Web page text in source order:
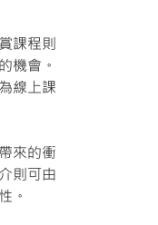
課程則
機會。
線上課
來的衝
則可由
。